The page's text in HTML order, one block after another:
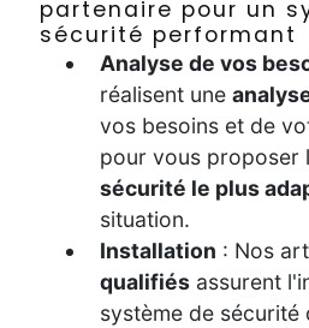
partenaire pour un
sécurité performant
Analyse de vos
réalisent une
vos besoins et de
pour vous proposer
sécurité le plus
situation.
Installation : Nos
qualifiés assurent
système de sécurité